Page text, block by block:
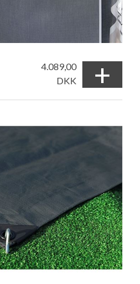
4.089,00
DKK
+